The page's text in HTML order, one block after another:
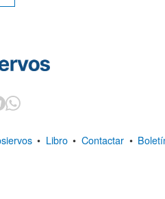
• Libro • Contactar •